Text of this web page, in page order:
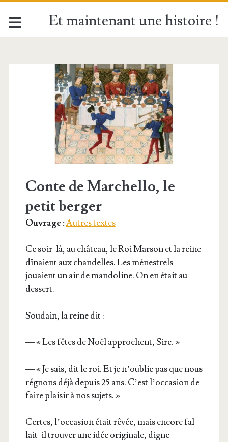
Et maintenant une histoire !
Étiquette :
<span>Partage</
Conte de Marchello, le
petit berger
Ouvrage :Autres textes
Ce soir-là, au châ­teau, le Roi Mar­son et la reine
dînaient aux chan­delles. Les ménes­trels
jouaient un air de man­do­line. On en était au
dessert.
Sou­dain, la reine dit :
— « Les fêtes de Noël approchent, Sire. »
— « Je sais, dit le roi. Et je n’oublie pas que nous
régnons déjà depuis 25 ans. C’est l’occasion de
faire plai­sir à nos sujets. »
Certes, l’occasion était rêvée, mais encore fal­
lait-il trou­ver une idée ori­gi­nale, digne